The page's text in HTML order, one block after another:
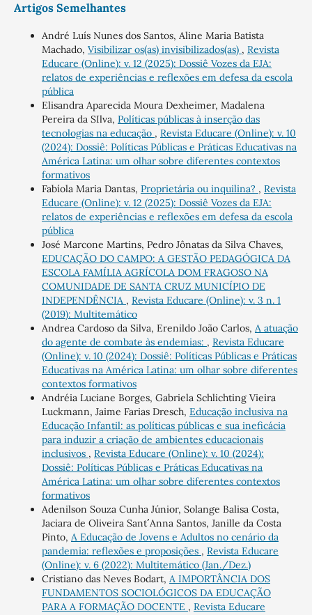
Artigos Semelhantes
André Luís Nunes dos Santos, Aline Maria Batista
Machado, Visibilizar os(as) invisibilizados(as) , Revista
Educare (Online): v. 12 (2025): Dossiê Vozes da EJA:
relatos de experiências e reflexões em defesa da escola
pública
Elisandra Aparecida Moura Dexheimer, Madalena
Pereira da SIlva, Políticas públicas à inserção das
tecnologias na educação , Revista Educare (Online): v. 10
(2024): Dossiê: Políticas Públicas e Práticas Educativas na
América Latina: um olhar sobre diferentes contextos
formativos
Fabíola Maria Dantas, Proprietária ou inquilina? , Revista
Educare (Online): v. 12 (2025): Dossiê Vozes da EJA:
relatos de experiências e reflexões em defesa da escola
pública
José Marcone Martins, Pedro Jônatas da Silva Chaves,
EDUCAÇÃO DO CAMPO: A GESTÃO PEDAGÓGICA DA
ESCOLA FAMÍLIA AGRÍCOLA DOM FRAGOSO NA
COMUNIDADE DE SANTA CRUZ MUNICÍPIO DE
INDEPENDÊNCIA , Revista Educare (Online): v. 3 n. 1
(2019): Multitemático
Andrea Cardoso da Silva, Erenildo João Carlos, A atuação
do agente de combate às endemias: , Revista Educare
(Online): v. 10 (2024): Dossiê: Políticas Públicas e Práticas
Educativas na América Latina: um olhar sobre diferentes
contextos formativos
Andréia Luciane Borges, Gabriela Schlichting Vieira
Luckmann, Jaime Farias Dresch, Educação inclusiva na
Educação Infantil: as políticas públicas e sua ineficácia
para induzir a criação de ambientes educacionais
inclusivos , Revista Educare (Online): v. 10 (2024):
Dossiê: Políticas Públicas e Práticas Educativas na
América Latina: um olhar sobre diferentes contextos
formativos
Adenilson Souza Cunha Júnior, Solange Balisa Costa,
Jaciara de Oliveira Sant´´ Anna Santos, Janille da Costa
Pinto, A Educação de Jovens e Adultos no cenário da
pandemia: reflexões e proposições , Revista Educare
(Online): v. 6 (2022): Multitemático (Jan./Dez.)
Cristiano das Neves Bodart, A IMPORTÂNCIA DOS
FUNDAMENTOS SOCIOLÓGICOS DA EDUCAÇÃO
PARA A FORMAÇÃO DOCENTE , Revista Educare